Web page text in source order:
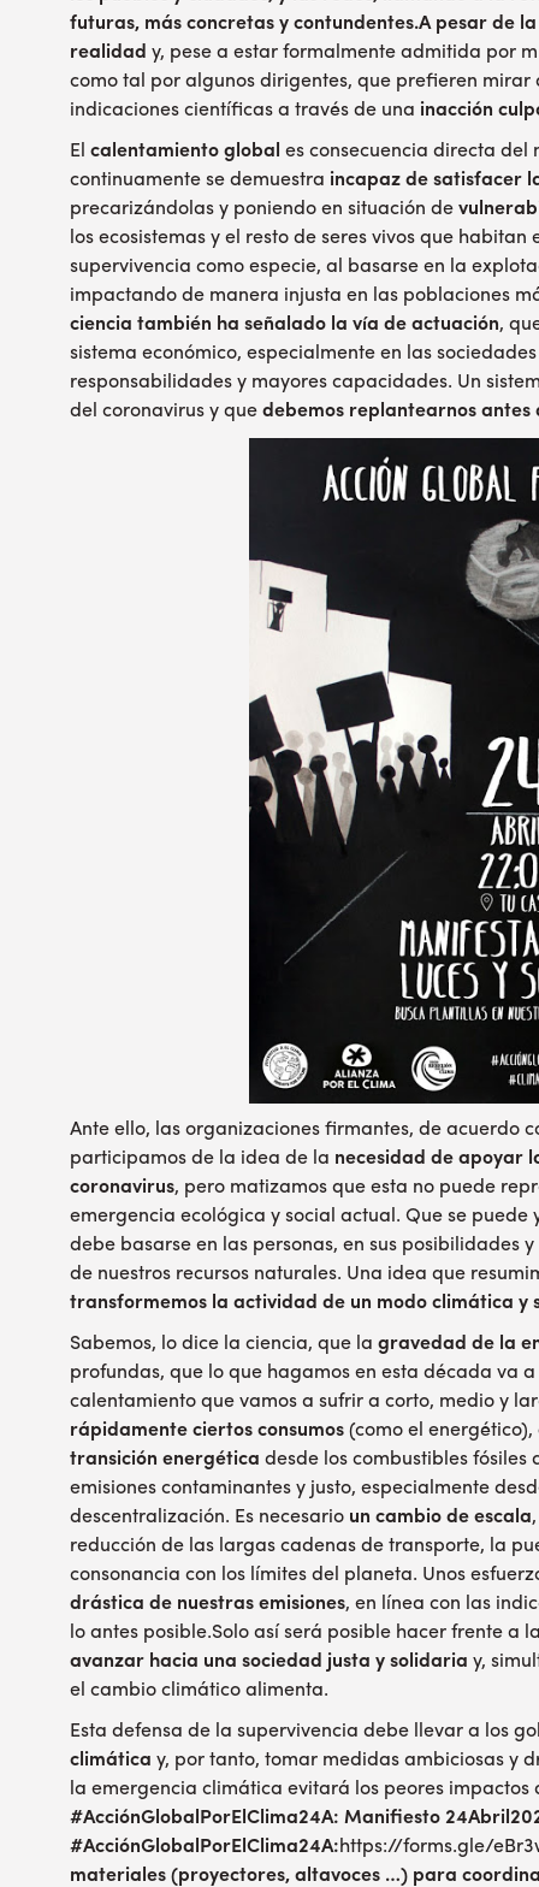
futuras, más concretas y contundentes.A pesar de
realidad y, pese a estar formalmente admitida por
como tal por algunos dirigentes, que prefieren
indicaciones científicas a través de una inacción
El calentamiento global es consecuencia directa del
continuamente se demuestra incapaz de satisfacer
precarizándolas y poniendo en situación de
los ecosistemas y el resto de seres vivos que
supervivencia como especie, al basarse en la
impactando de manera injusta en las poblaciones
ciencia también ha señalado la vía de actuación,
sistema económico, especialmente en las
responsabilidades y mayores capacidades. Un
del coronavirus y que debemos replantearnos antes
Ante ello, las organizaciones firmantes, de acuerdo
participamos de la idea de la necesidad de apoyar
coronavirus, pero matizamos que esta no puede
emergencia ecológica y social actual. Que se
debe basarse en las personas, en sus posibilidades
de nuestros recursos naturales. Una idea que
transformemos la actividad de un modo climática y
Sabemos, lo dice la ciencia, que la gravedad de la
profundas, que lo que hagamos en esta década va
calentamiento que vamos a sufrir a corto, medio y
rápidamente ciertos consumos (como el energético),
transición energética desde los combustibles fósiles
emisiones contaminantes y justo, especialmente
descentralización. Es necesario un cambio de escala
reducción de las largas cadenas de transporte, la
consonancia con los límites del planeta. Unos
drástica de nuestras emisiones, en línea con las
lo antes posible.Solo así será posible hacer frente a
avanzar hacia una sociedad justa y solidaria y,
el cambio climático alimenta.
Esta defensa de la supervivencia debe llevar a los
climática y, por tanto, tomar medidas ambiciosas y
la emergencia climática evitará los peores impactos
#AcciónGlobalPorElClima24A: Manifiesto
#AcciónGlobalPorElClima24A:https://forms.gle/
materiales (proyectores, altavoces …) para